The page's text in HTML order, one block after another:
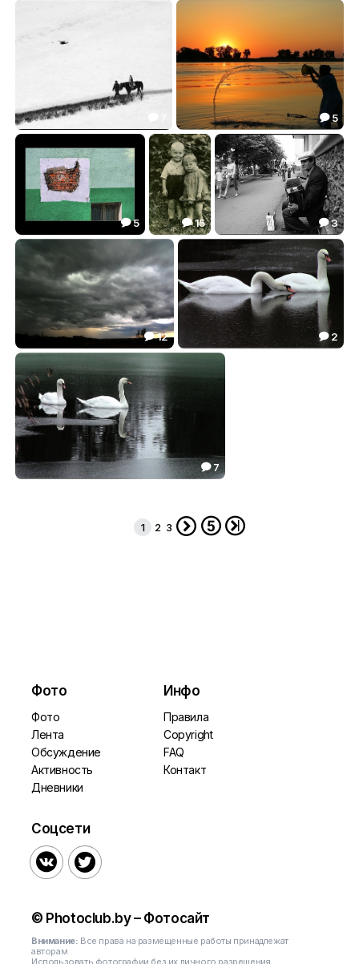
Три цвета: Белый
40.38
Утомленные солнцем
24.94
 5
Квадрат не Малевича
34.76
 5
Ланфрен-ланфра
 15
Эй прохожий, проходи
27.13
 3
ВЕСНА... ВЕЧЕР...
22.16
 12
ЗИМНИЕ ЛЕБЕДИ 2 ...
 2
 7
1 2 3   
Фото
Фото
Лента
Обсуждение
Активность
Дневники
Инфо
Правила
Copyright
FAQ
Контакт
Соцсети
 
© Photoclub.by – Фотосайт
Внимание: Все права на размещенные работы принадлежат
авторам
Использовать фотографии без их личного разрешения